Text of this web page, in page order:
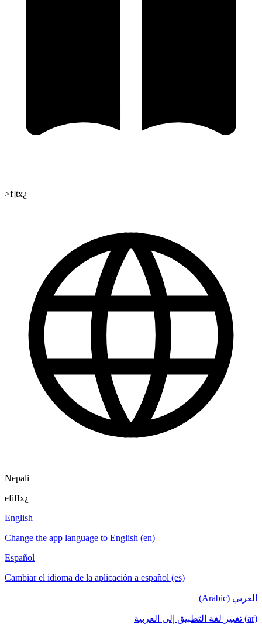
>f]tx¿
Nepali
efiffx¿
English
Change the app language to English (en)
Español
Cambiar el idioma de la aplicación a español (es)
العربي (Arabic)
(ar) تغيير لغة التطبيق إلى العربية